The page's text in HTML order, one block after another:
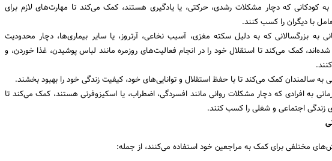
به کودکانی که دچار مشکلات رشدی، حرکتی، یا یادگیری هستند، کمک می‌کند تا مهارت‌های لازم برای
با دیگران را کسب کنند.
به بزرگسالانی که به دلیل سکته مغزی، آسیب نخاعی، آرتروز، یا سایر بیماری‌ها، دچار محدودیت
کمک می‌کند تا استقلال خود را در انجام فعالیت‌های روزمره مانند لباس پوشیدن، غذا خوردن، و
به سالمندان کمک می‌کند تا با حفظ استقلال و توانایی‌های خود، کیفیت زندگی خود را بهبود بخشند.
به افرادی که دچار مشکلات روانی مانند افسردگی، اضطراب، یا اسکیزوفرنی هستند، کمک می‌کند تا
زندگی اجتماعی و شغلی را کسب کنند.
مختلفی برای کمک به مراجعین خود استفاده می‌کنند، از جمله: